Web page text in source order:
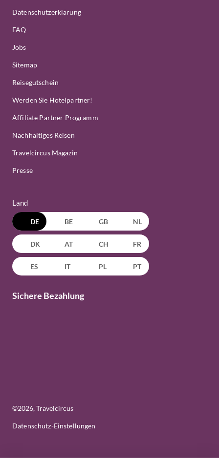
Datenschutzerklärung
FAQ
Jobs
Sitemap
Reisegutschein
Werden Sie Hotelpartner!
Affiliate Partner Programm
Nachhaltiges Reisen
Travelcircus Magazin
Presse
Land
DE BE GB NL
DK AT CH FR
ES IT PL PT
Sichere Bezahlung
©2026, Travelcircus
Datenschutz-Einstellungen